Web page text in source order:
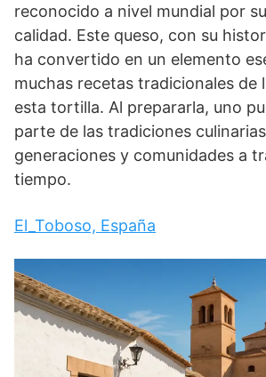
reconocido a nivel mundial por
calidad. Este queso, con su
ha convertido en un elemento
muchas recetas tradicionales de
esta tortilla. Al prepararla, uno
parte de las tradiciones
generaciones y comunidades a
tiempo.
El_Toboso, España